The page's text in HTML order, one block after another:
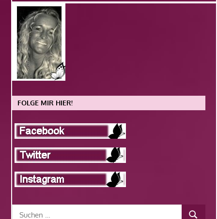
FOLGE MIR HIER!